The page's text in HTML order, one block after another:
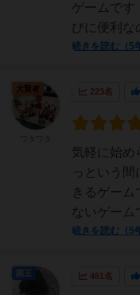
ゲームです
びに便利な
続きを読む（5
223名
気軽に始め
っという
きるゲーム
ないゲーム
続きを読む（5
大賢者
461名